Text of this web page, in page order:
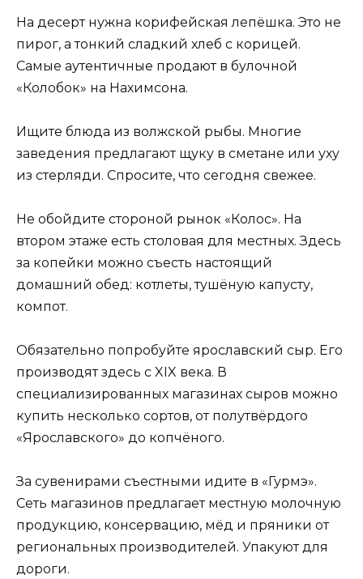
На десерт нужна корифейская лепёшка. Это не
пирог, а тонкий сладкий хлеб с корицей.
Самые аутентичные продают в булочной
«Колобок» на Нахимсона.
Ищите блюда из волжской рыбы. Многие
заведения предлагают щуку в сметане или уху
из стерляди. Спросите, что сегодня свежее.
Не обойдите стороной рынок «Колос». На
втором этаже есть столовая для местных. Здесь
за копейки можно съесть настоящий
домашний обед: котлеты, тушёную капусту,
компот.
Обязательно попробуйте ярославский сыр. Его
производят здесь с XIX века. В
специализированных магазинах сыров можно
купить несколько сортов, от полутвёрдого
«Ярославского» до копчёного.
За сувенирами съестными идите в «Гурмэ».
Сеть магазинов предлагает местную молочную
продукцию, консервацию, мёд и пряники от
региональных производителей. Упакуют для
дороги.